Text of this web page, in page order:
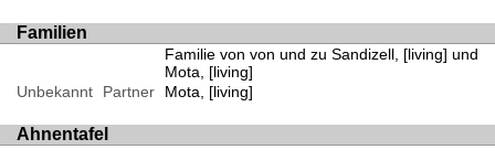
Familien
Familie von von und zu Sandizell, [living] und
Mota, [living]
Unbekannt
Partner Mota, [living]
Ahnentafel